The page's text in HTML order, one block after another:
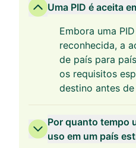
Uma PID é aceita
Embora uma
reconhecida, a
de país para
os requisitos
destino antes de
Por quanto tempo
uso em um país